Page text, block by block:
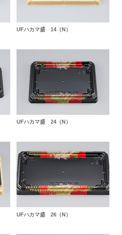
UFハカマ盛 14（N）
UFハカマ盛 24（N）
UFハカマ盛 26（N）